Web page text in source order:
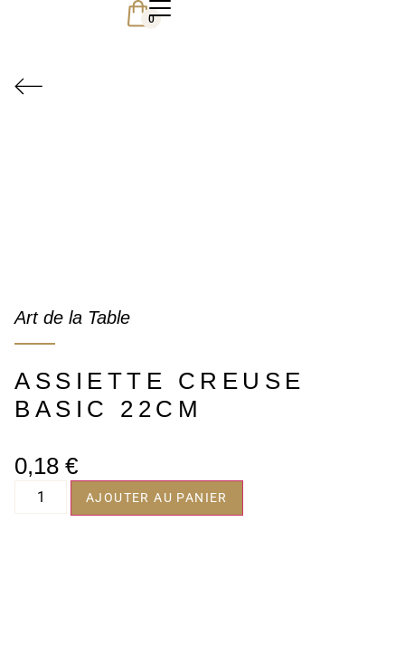
0
Art de la Table
ASSIETTE CREUSE
BASIC 22CM
0,18 €
AJOUTER AU PANIER